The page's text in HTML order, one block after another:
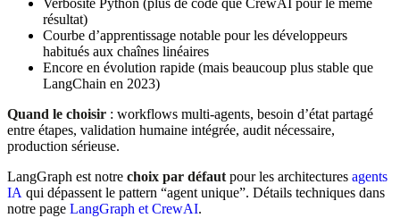
Verbosité Python (plus de code que CrewAI pour le même
résultat)
Courbe d’apprentissage notable pour les développeurs
habitués aux chaînes linéaires
Encore en évolution rapide (mais beaucoup plus stable que
LangChain en 2023)
Quand le choisir : workflows multi-agents, besoin d’état partagé
entre étapes, validation humaine intégrée, audit nécessaire,
production sérieuse.
LangGraph est notre choix par défautpour les architectures agents
IA qui dépassent le pattern “agent unique”. Détails techniques dans
notre page LangGraph et CrewAI.